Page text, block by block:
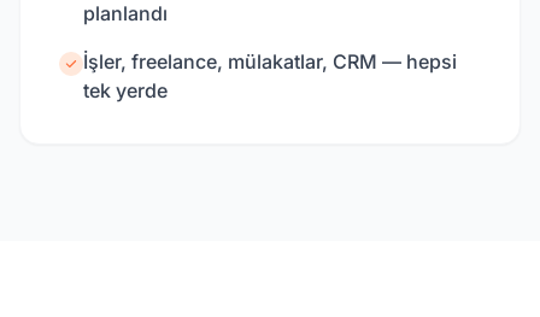
planlandı
İşler, freelance, mülakatlar, CRM — hepsi
tek yerde